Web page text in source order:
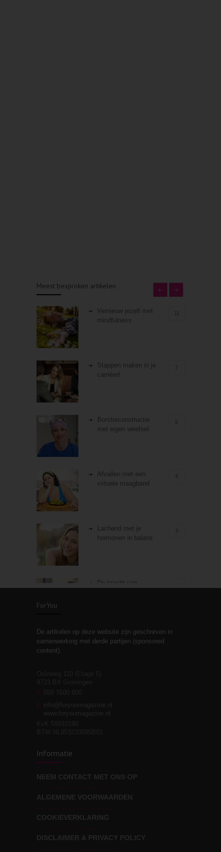
Meest besproken artikelen
Vernieuw jezelf met
mindfulness
Stappen maken in je
carrière!
7
Borstreconstructie
met eigen weefsel
5
Afvallen met een
virtuele maagband
4
Lachend met je
hormonen in balans
3
De kracht van
Stiefouderschap en
relaties
moeite!
Wat voor leider wil jij
zijn?
ForYou
De artikelen op deze website zijn geschreven in
samenwerking met derde partijen (sponsored
content).
T
E info@foryoumagazine.nl
www.foryoumagazine.nl
Informatie
NEEM CONTACT MET ONS OP
ALGEMENE VOORWAARDEN
COOKIEVERKLARING
DISCLAIMER & PRIVACY POLICY